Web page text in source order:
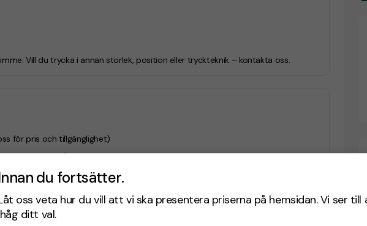
du fortsätter.
oss veta hur du vill att vi ska presentera priserna på hemsidan. Vi ser
ditt val.
Vill du trycka i annan storlek, position eller tryckteknik – kontakta oss.
för pris och tillgänglighet)
Hör av dig så hjälper vi dig hitta rätt upplägg.
premiumkänsla, och olika passformer. Se fler